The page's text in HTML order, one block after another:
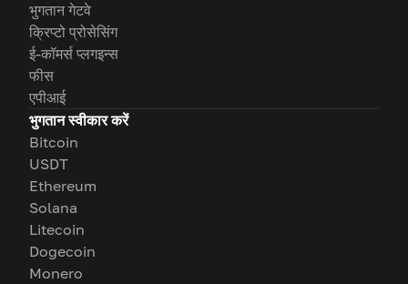
भुगतान गेटवे
क्रिप्टो प्रोसेसिंग
ई-कॉमर्स प्लगइन्स
फीस
एपीआई
भुगतान स्वीकार करें
Bitcoin
USDT
Ethereum
Solana
Litecoin
Dogecoin
Monero